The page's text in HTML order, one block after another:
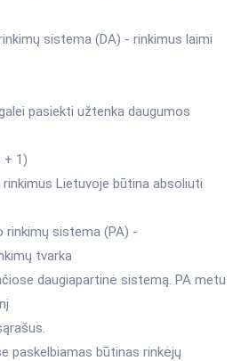
sistema (DA) - rinkimus laimi
pasiekti užtenka daugumos
+ 1)
Lietuvoje būtina absoliuti
sistema (PA) -
tvarka
daugiapartinė sistemą. PA metu
paskelbiamas būtinas rinkėjų